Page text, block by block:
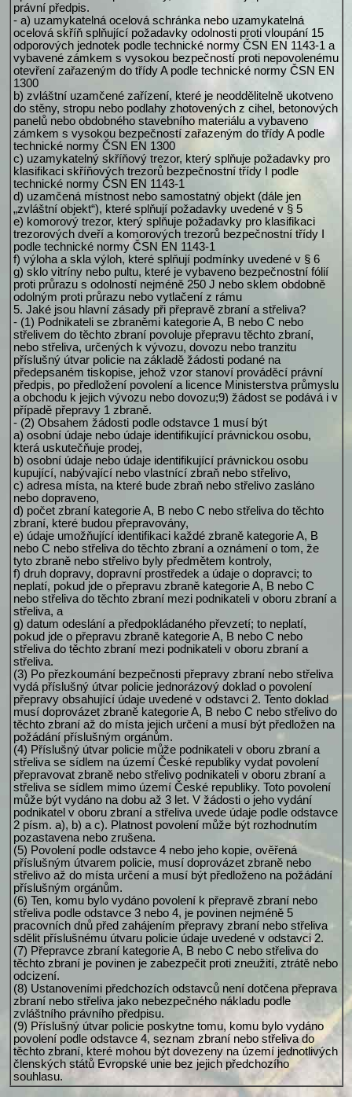
právní předpis.
- a) uzamykatelná ocelová schránka nebo uzamykatelná
ocelová skříň splňující požadavky odolnosti proti vloupání 15
odporových jednotek podle technické normy ČSN EN 1143-1 a
vybavené zámkem s vysokou bezpečností proti nepovolenému
otevření zařazeným do třídy A podle technické normy ČSN EN
1300
b) zvláštní uzamčené zařízení, které je neoddělitelně ukotveno
do stěny, stropu nebo podlahy zhotovených z cihel, betonových
panelů nebo obdobného stavebního materiálu a vybaveno
zámkem s vysokou bezpečností zařazeným do třídy A podle
technické normy ČSN EN 1300
c) uzamykatelný skříňový trezor, který splňuje požadavky pro
klasifikaci skříňových trezorů bezpečnostní třídy I podle
technické normy ČSN EN 1143-1
d) uzamčená místnost nebo samostatný objekt (dále jen
„zvláštní objekt“), které splňují požadavky uvedené v § 5
e) komorový trezor, který splňuje požadavky pro klasifikaci
trezorových dveří a komorových trezorů bezpečnostní třídy I
podle technické normy ČSN EN 1143-1
f) výloha a skla výloh, které splňují podmínky uvedené v § 6
g) sklo vitríny nebo pultu, které je vybaveno bezpečnostní fólií
proti průrazu s odolností nejméně 250 J nebo sklem obdobně
odolným proti průrazu nebo vytlačení z rámu
5. Jaké jsou hlavní zásady při přepravě zbraní a střeliva?
- (1) Podnikateli se zbraněmi kategorie A, B nebo C nebo
střelivem do těchto zbraní povoluje přepravu těchto zbraní,
nebo střeliva, určených k vývozu, dovozu nebo tranzitu
příslušný útvar policie na základě žádosti podané na
předepsaném tiskopise, jehož vzor stanoví prováděcí právní
předpis, po předložení povolení a licence Ministerstva průmyslu
a obchodu k jejich vývozu nebo dovozu;9) žádost se podává i v
případě přepravy 1 zbraně.
- (2) Obsahem žádosti podle odstavce 1 musí být
a) osobní údaje nebo údaje identifikující právnickou osobu,
která uskutečňuje prodej,
b) osobní údaje nebo údaje identifikující právnickou osobu
kupující, nabývající nebo vlastnící zbraň nebo střelivo,
c) adresa místa, na které bude zbraň nebo střelivo zasláno
nebo dopraveno,
d) počet zbraní kategorie A, B nebo C nebo střeliva do těchto
zbraní, které budou přepravovány,
e) údaje umožňující identifikaci každé zbraně kategorie A, B
nebo C nebo střeliva do těchto zbraní a oznámení o tom, že
tyto zbraně nebo střelivo byly předmětem kontroly,
f) druh dopravy, dopravní prostředek a údaje o dopravci; to
neplatí, pokud jde o přepravu zbraně kategorie A, B nebo C
nebo střeliva do těchto zbraní mezi podnikateli v oboru zbraní a
střeliva, a
g) datum odeslání a předpokládaného převzetí; to neplatí,
pokud jde o přepravu zbraně kategorie A, B nebo C nebo
střeliva do těchto zbraní mezi podnikateli v oboru zbraní a
střeliva.
(3) Po přezkoumání bezpečnosti přepravy zbraní nebo střeliva
vydá příslušný útvar policie jednorázový doklad o povolení
přepravy obsahující údaje uvedené v odstavci 2. Tento doklad
musí doprovázet zbraně kategorie A, B nebo C nebo střelivo do
těchto zbraní až do místa jejich určení a musí být předložen na
požádání příslušným orgánům.
(4) Příslušný útvar policie může podnikateli v oboru zbraní a
střeliva se sídlem na území České republiky vydat povolení
přepravovat zbraně nebo střelivo podnikateli v oboru zbraní a
střeliva se sídlem mimo území České republiky. Toto povolení
může být vydáno na dobu až 3 let. V žádosti o jeho vydání
podnikatel v oboru zbraní a střeliva uvede údaje podle odstavce
2 písm. a), b) a c). Platnost povolení může být rozhodnutím
pozastavena nebo zrušena.
(5) Povolení podle odstavce 4 nebo jeho kopie, ověřená
příslušným útvarem policie, musí doprovázet zbraně nebo
střelivo až do místa určení a musí být předloženo na požádání
příslušným orgánům.
(6) Ten, komu bylo vydáno povolení k přepravě zbraní nebo
střeliva podle odstavce 3 nebo 4, je povinen nejméně 5
pracovních dnů před zahájením přepravy zbraní nebo střeliva
sdělit příslušnému útvaru policie údaje uvedené v odstavci 2.
(7) Přepravce zbraní kategorie A, B nebo C nebo střeliva do
těchto zbraní je povinen je zabezpečit proti zneužití, ztrátě nebo
odcizení.
(8) Ustanoveními předchozích odstavců není dotčena přeprava
zbraní nebo střeliva jako nebezpečného nákladu podle
zvláštního právního předpisu.
(9) Příslušný útvar policie poskytne tomu, komu bylo vydáno
povolení podle odstavce 4, seznam zbraní nebo střeliva do
těchto zbraní, které mohou být dovezeny na území jednotlivých
členských států Evropské unie bez jejich předchozího
souhlasu.